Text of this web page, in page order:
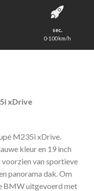
sec.
0-100 km/h
xDrive
M235i xDrive.
kleur en 19 inch
van sportieve
panorama dak. Om
BMW uitgevoerd met